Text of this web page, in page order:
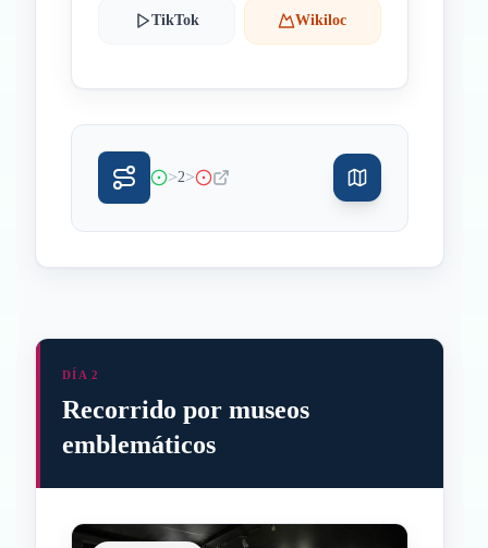
TikTok Wikiloc
>2>
DÍA 2
Recorrido por museos
emblemáticos